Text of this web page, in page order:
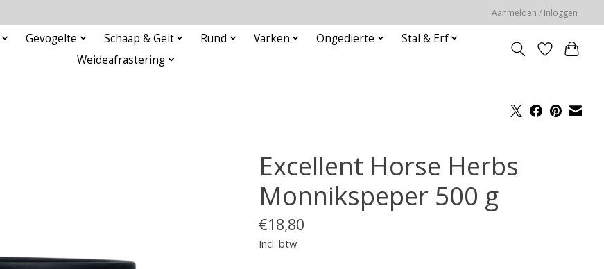
Aanmelden / Inloggen
Gevogelte Schaap & Geit Rund Varken Ongedierte
Stal & Erf
Weideafrastering
Excellent Horse Herbs
Monnikspeper 500 g
€18,80
Incl. btw